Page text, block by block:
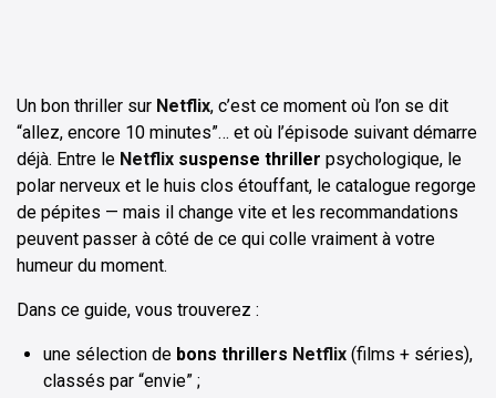
Un bon thriller sur Netflix, c’est ce moment où l’on se dit
“allez, encore 10 minutes”… et où l’épisode suivant démarre
déjà. Entre le Netflix suspense thriller psychologique, le
polar nerveux et le huis clos étouffant, le catalogue regorge
de pépites — mais il change vite et les recommandations
peuvent passer à côté de ce qui colle vraiment à votre
humeur du moment.
Dans ce guide, vous trouverez :
une sélection de bons thrillers Netflix (films + séries),
classés par “envie” ;